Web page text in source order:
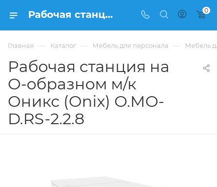
Рабочая станция на О-образном м/к Оникс (Onix) O.MO-D.RS-2.2.8 из ЛДСП купить в Москве, цена 40 117 ₽ - интернет-магазин ФРАНКОМ 0
Главная — Каталог — Мебель для персонала — Мебель
Рабочая станция на
О-образном м/к
Оникс (Onix) O.MO-
D.RS-2.2.8